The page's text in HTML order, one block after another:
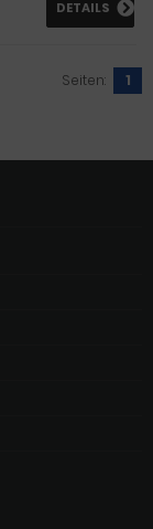
DETAILS
Seiten: 1